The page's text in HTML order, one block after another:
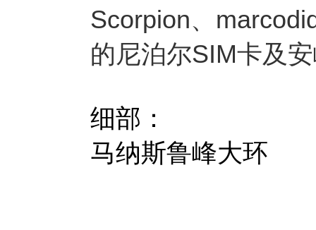
Scorpion、
的尼泊尔SIM卡及
细部：
马纳斯鲁峰大环